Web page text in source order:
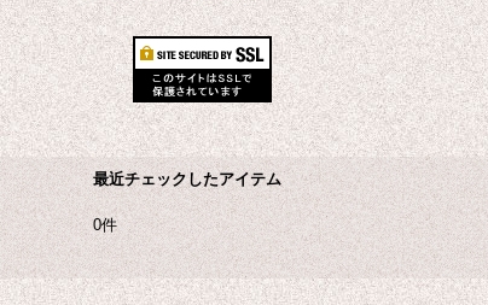
最近チェックしたアイテム
0件